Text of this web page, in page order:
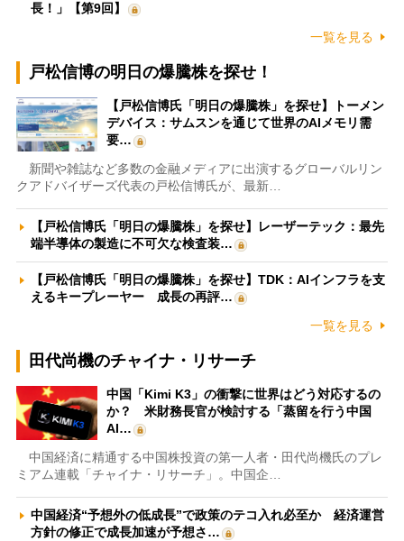
長！」【第9回】
一覧を見る
戸松信博の明日の爆騰株を探せ！
【戸松信博氏「明日の爆騰株」を探せ】トーメン
デバイス：サムスンを通じて世界のAIメモリ需
要…
新聞や雑誌など多数の金融メディアに出演するグローバルリン
クアドバイザーズ代表の戸松信博氏が、最新…
【戸松信博氏「明日の爆騰株」を探せ】レーザーテック：最先
端半導体の製造に不可欠な検査装…
【戸松信博氏「明日の爆騰株」を探せ】TDK：AIインフラを支
えるキープレーヤー 成長の再評…
一覧を見る
田代尚機のチャイナ・リサーチ
中国「Kimi K3」の衝撃に世界はどう対応するの
か？ 米財務長官が検討する「蒸留を行う中国
AI…
中国経済に精通する中国株投資の第一人者・田代尚機氏のプレ
ミアム連載「チャイナ・リサーチ」。中国企…
中国経済“予想外の低成長”で政策のテコ入れ必至か 経済運営
方針の修正で成長加速が予想さ…